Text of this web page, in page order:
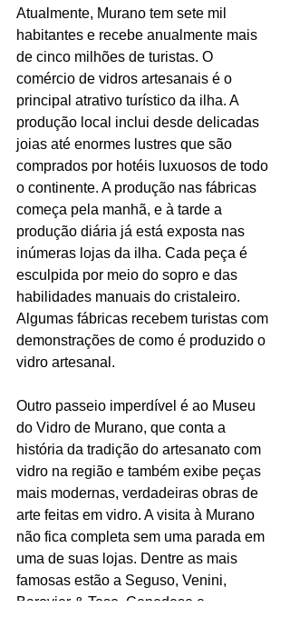
Atualmente, Murano tem sete mil
habitantes e recebe anualmente mais
de cinco milhões de turistas. O
comércio de vidros artesanais é o
principal atrativo turístico da ilha. A
produção local inclui desde delicadas
joias até enormes lustres que são
comprados por hotéis luxuosos de todo
o continente. A produção nas fábricas
começa pela manhã, e à tarde a
produção diária já está exposta nas
inúmeras lojas da ilha. Cada peça é
esculpida por meio do sopro e das
habilidades manuais do cristaleiro.
Algumas fábricas recebem turistas com
demonstrações de como é produzido o
vidro artesanal.
Outro passeio imperdível é ao Museu
do Vidro de Murano, que conta a
história da tradição do artesanato com
vidro na região e também exibe peças
mais modernas, verdadeiras obras de
arte feitas em vidro. A visita à Murano
não fica completa sem uma parada em
uma de suas lojas. Dentre as mais
famosas estão a Seguso, Venini,
Barovier & Toso, Cenedese e